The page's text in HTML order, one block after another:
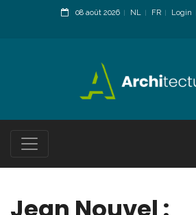
08 août 2026 NL FR
Login